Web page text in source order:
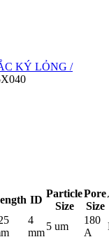
KÝ LỎNG /
ID
Particle
Size
Pore
Size
4
mm
5 um
180
A